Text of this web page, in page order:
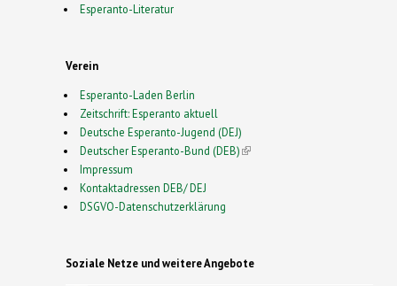
Esperanto-Literatur
Verein
Esperanto-Laden Berlin
Zeitschrift: Esperanto aktuell
Deutsche Esperanto-Jugend (DEJ)
Deutscher Esperanto-Bund (DEB)(link is external)
Impressum
Kontaktadressen DEB/ DEJ
DSGVO-Datenschutzerklärung
Soziale Netze und weitere Angebote